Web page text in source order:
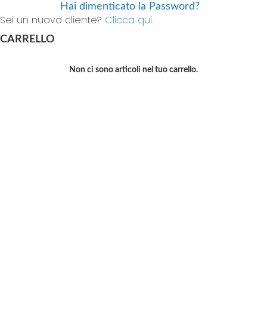
Hai dimenticato la Password?
Sei un nuovo cliente? Clicca qui.
CARRELLO
Non ci sono articoli nel tuo carrello.